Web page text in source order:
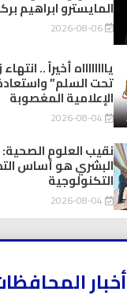
المايسترو ابراهيم
2026-08-06
يااااااااه أخيراً ..
تحت السلم”
الإعلامية المغصوبة
2026-08-04
نقيب العلوم الصحية:
البشري هو أساس
التكنولوجية
2026-08-04
أخبار